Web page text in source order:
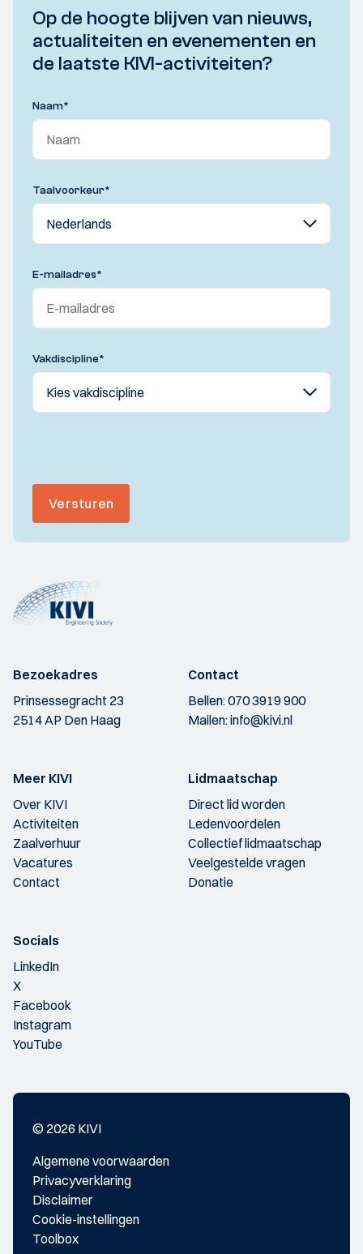
Op de hoogte blijven van nieuws,
actualiteiten en evenementen en
de laatste KIVI-activiteiten?
Naam*
Taalvoorkeur*
E-mailadres*
Vakdiscipline*
Versturen
Bezoekadres
Prinsessegracht 23
2514 AP Den Haag
Contact
Bellen:070 3919 900
Mailen:info@kivi.nl
Meer KIVI
Over KIVI
Activiteiten
Zaalverhuur
Vacatures
Contact
Lidmaatschap
Direct lid worden
Ledenvoordelen
Collectief lidmaatschap
Veelgestelde vragen
Donatie
Socials
LinkedIn
X
Facebook
Instagram
YouTube
© 2026 KIVI
Algemene voorwaarden
Privacyverklaring
Disclaimer
Cookie-instellingen
Toolbox